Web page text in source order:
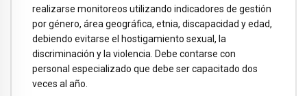
realizarse monitoreos utilizando indicadores de gestión
por género, área geográfica, etnia, discapacidad y edad,
debiendo evitarse el hostigamiento sexual, la
discriminación y la violencia. Debe contarse con
personal especializado que debe ser capacitado dos
veces al año.